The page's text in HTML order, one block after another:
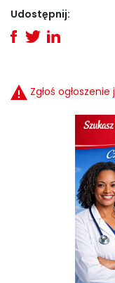
Udostępnij:
Zgłoś